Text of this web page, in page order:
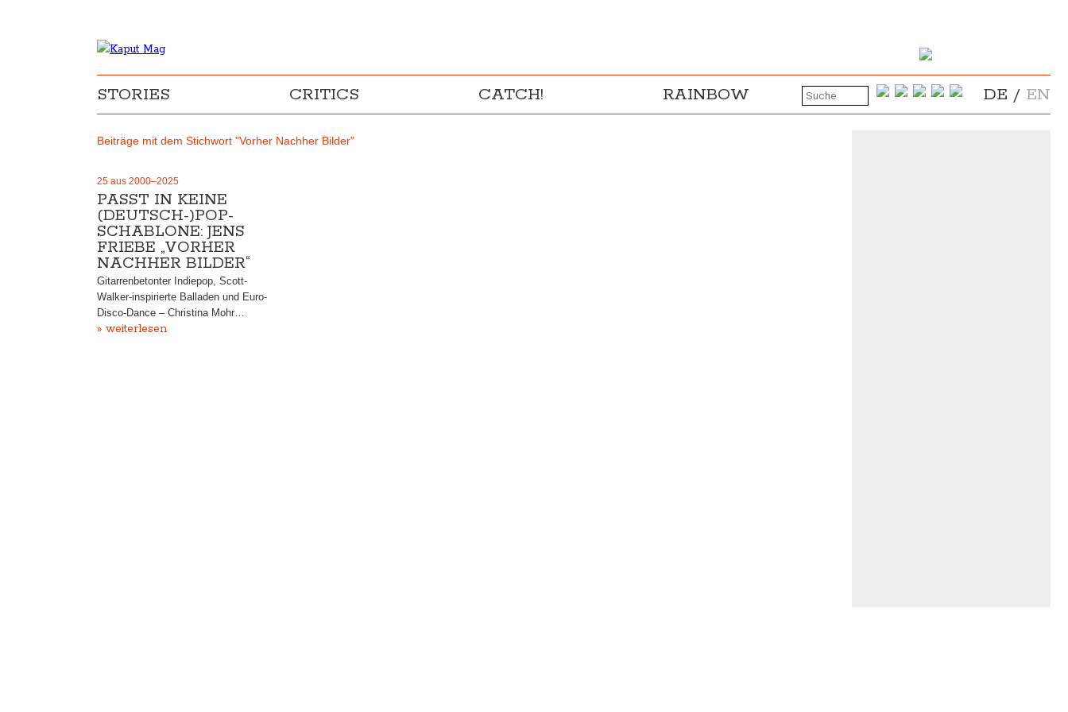
STORIES CRITICS CATCH! RAINBOW DE / EN
Beiträge mit dem Stichwort "Vorher Nachher Bilder"
25 aus 2000–2025
PASST IN KEINE
(DEUTSCH-)POP-
SCHABLONE: JENS
FRIEBE „VORHER
NACHHER BILDER“
Gitarrenbetonter Indiepop, Scott-
Walker-inspirierte Balladen und Euro-
Disco-Dance – Christina Mohr…
» weiterlesen